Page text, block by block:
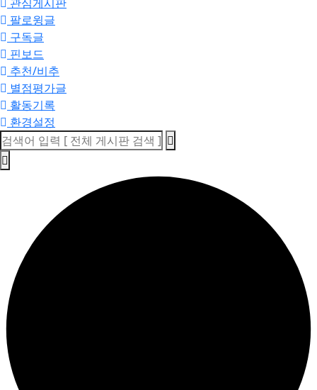
팔로윙글
구독글
핀보드
추천/비추
별점평가글
활동기록
환경설정